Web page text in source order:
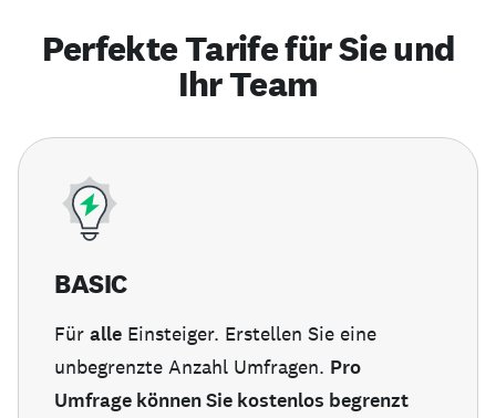
Perfekte Tarife für Sie und
Ihr Team
BASIC
Für alle Einsteiger. Erstellen Sie eine
unbegrenzte Anzahl Umfragen. Pro
Umfrage können Sie kostenlos begrenzt